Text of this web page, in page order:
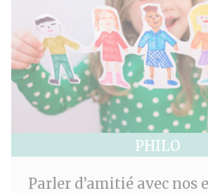
PHILO
Parler d’amitié avec nos